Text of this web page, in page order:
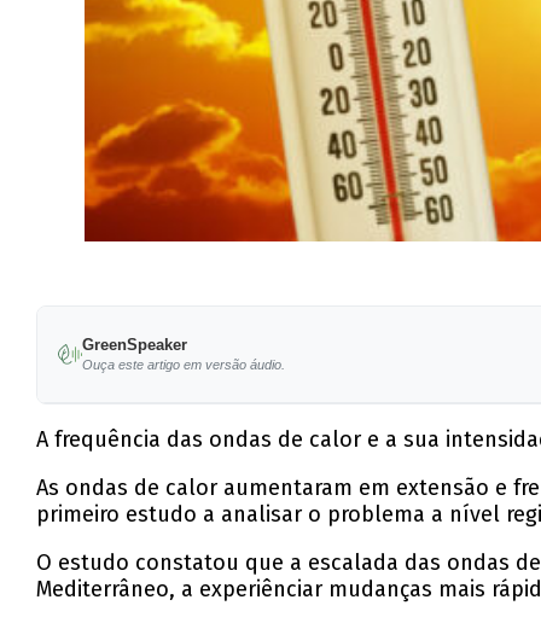
GreenSpeaker
Ouça este artigo em versão áudio.
A frequência das ondas de calor e a sua
As ondas de calor aumentaram em extensão e
primeiro estudo a analisar o problema a nível
O estudo constatou que a escalada das ondas
Mediterrâneo, a experiênciar mudanças mais